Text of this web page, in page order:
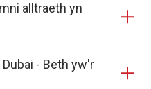
alltraeth yn
- Beth yw'r